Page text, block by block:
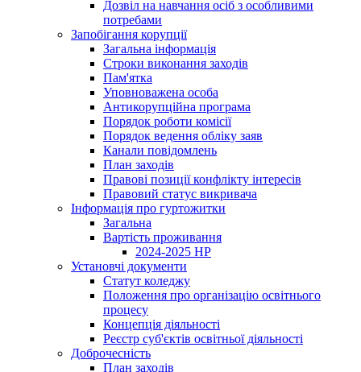
Дозвіл на навчання осіб з особливими
потребами
Запобігання корупції
Загальна інформація
Строки виконання заходів
Пам'ятка
Уповноважена особа
Антикорупційна програма
Порядок роботи комісії
Порядок ведення обліку заяв
Канали повідомлень
План заходів
Правові позиції конфлікту інтересів
Правовий статус викривача
Інформація про гуртожитки
Загальна
Вартість проживання
2024-2025 НР
Установчі документи
Статут коледжу
Положення про організацію освітнього
процесу
Концепція діяльності
Реєстр суб'єктів освітньої діяльності
Доброчесність
План заходів